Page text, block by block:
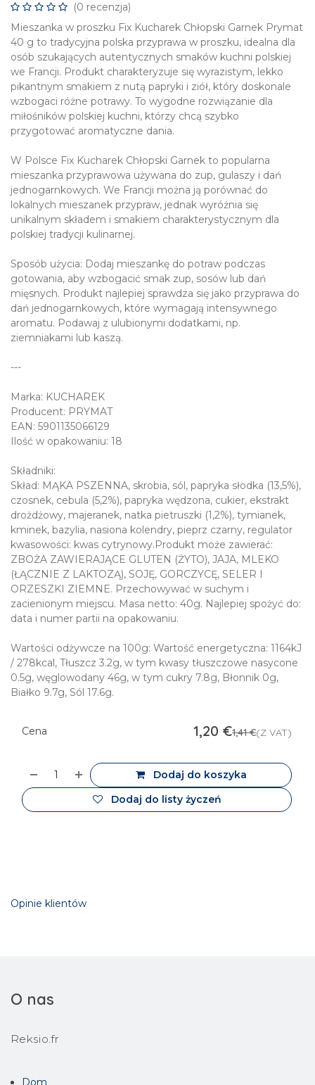
(0 recenzja)
Mieszanka w proszku Fix Kucharek Chłopski Garnek Prymat
40 g to tradycyjna polska przyprawa w proszku, idealna dla
osób szukających autentycznych smaków kuchni polskiej
we Francji. Produkt charakteryzuje się wyrazistym, lekko
pikantnym smakiem z nutą papryki i ziół, który doskonale
wzbogaci różne potrawy. To wygodne rozwiązanie dla
miłośników polskiej kuchni, którzy chcą szybko
przygotować aromatyczne dania.
W Polsce Fix Kucharek Chłopski Garnek to popularna
mieszanka przyprawowa używana do zup, gulaszy i dań
jednogarnkowych. We Francji można ją porównać do
lokalnych mieszanek przypraw, jednak wyróżnia się
unikalnym składem i smakiem charakterystycznym dla
polskiej tradycji kulinarnej.
Sposób użycia: Dodaj mieszankę do potraw podczas
gotowania, aby wzbogacić smak zup, sosów lub dań
mięsnych. Produkt najlepiej sprawdza się jako przyprawa do
dań jednogarnkowych, które wymagają intensywnego
aromatu. Podawaj z ulubionymi dodatkami, np.
ziemniakami lub kaszą.
---
Marka: KUCHAREK
Producent: PRYMAT
EAN: 5901135066129
Ilość w opakowaniu: 18
Składniki:
Skład: MĄKA PSZENNA, skrobia, sól, papryka słodka (13,5%),
czosnek, cebula (5,2%), papryka wędzona, cukier, ekstrakt
drożdżowy, majeranek, natka pietruszki (1,2%), tymianek,
kminek, bazylia, nasiona kolendry, pieprz czarny, regulator
kwasowości: kwas cytrynowy.Produkt może zawierać:
ZBOŻA ZAWIERAJĄCE GLUTEN (ŻYTO), JAJA, MLEKO
(ŁĄCZNIE Z LAKTOZĄ), SOJĘ, GORCZYCĘ, SELER I
ORZESZKI ZIEMNE. Przechowywać w suchym i
zacienionym miejscu. Masa netto: 40g. Najlepiej spożyć do:
data i numer partii na opakowaniu.
Wartości odżywcze na 100g: Wartość energetyczna: 1164kJ
/ 278kcal, Tłuszcz 3.2g, w tym kwasy tłuszczowe nasycone
0.5g, węglowodany 46g, w tym cukry 7.8g, Błonnik 0g,
Białko 9.7g, Sól 17.6g.
Dodaj do koszyka
Dodaj do listy życzeń
Cena 1,20 €1,41€(Z VAT)
Opinie klientów
O nas
Reksio.fr
Dom